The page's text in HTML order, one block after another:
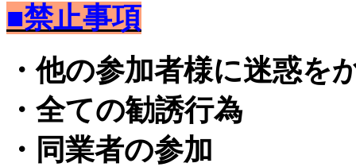
■禁止事項
・他の参加者様に迷惑を
・全ての勧誘行為
・同業者の参加